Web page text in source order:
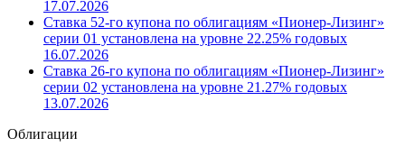
17.07.2026
Ставка 52-го купона по облигациям «Пионер-Лизинг»
серии 01 установлена на уровне 22.25% годовых
16.07.2026
Ставка 26-го купона по облигациям «Пионер-Лизинг»
серии 02 установлена на уровне 21.27% годовых
13.07.2026
Облигации